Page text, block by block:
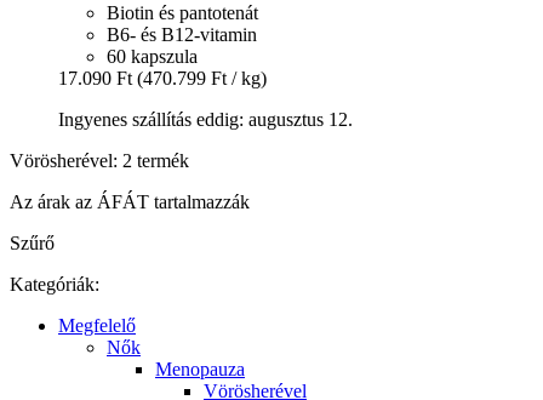
Biotin és pantotenát
B6- és B12-vitamin
60 kapszula
17.090 Ft (470.799 Ft / kg)
Ingyenes szállítás eddig: augusztus 12.
Vörösherével: 2 termék
Az árak az ÁFÁT tartalmazzák
Szűrő
Kategóriák:
Megfelelő
Nők
Menopauza
Vörösherével